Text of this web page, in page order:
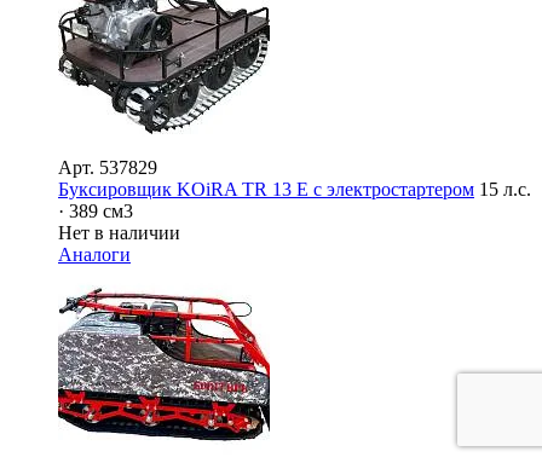
Арт. 537829
Буксировщик KOiRA TR 13 Е с электростартером 15 л.с.
· 389 см3
Нет в наличии
Аналоги